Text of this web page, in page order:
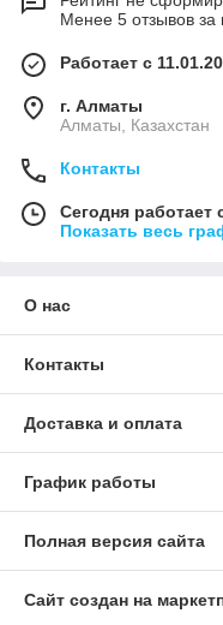
Менее 5 отзывов за
Работает с
г. Алматы
Алматы, Казахстан
Контакты
Сегодня работает
Показать весь
О нас
Контакты
Доставка и оплата
График работы
Полная версия сайта
Сайт создан на